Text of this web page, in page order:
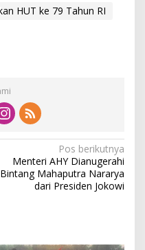
HUT ke 79 Tahun RI
Pos berikutnya
Menteri AHY Dianugerahi
Bintang Mahaputra Nararya
dari Presiden Jokowi